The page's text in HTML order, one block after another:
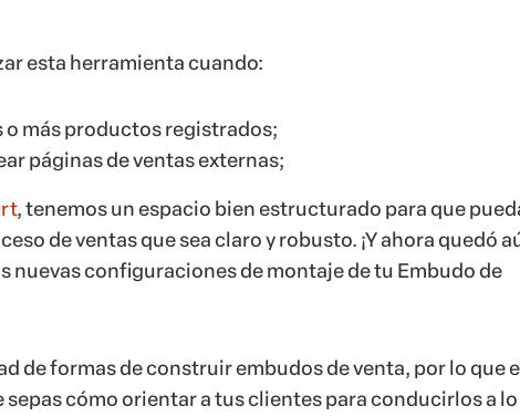
esta herramienta cuando:
o más productos registrados;
páginas de ventas externas;
, tenemos un espacio bien estructurado para que
de ventas que sea claro y robusto. ¡Y ahora quedó
nuevas configuraciones de montaje de tu Embudo de
de formas de construir embudos de venta, por lo que
cómo orientar a tus clientes para conducirlos a